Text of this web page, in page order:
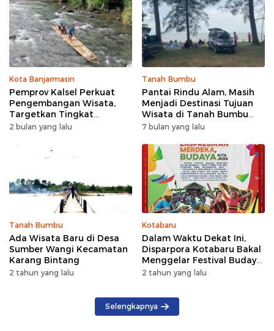
Kota Banjarmasin
Pemprov Kalsel Perkuat
Pengembangan Wisata,
Targetkan Tingkat
Kunjungan Naik 5 Persen di
2 bulan yang lalu
Tanah Bumbu
Pantai Rindu Alam, Masih
Menjadi Destinasi Tujuan
Wisata di Tanah Bumbu
dengan Rindangnya Pohon
7 bulan yang lalu
Tanah Bumbu
Ada Wisata Baru di Desa
Sumber Wangi Kecamatan
Karang Bintang
2 tahun yang lalu
Kotabaru
Dalam Waktu Dekat Ini,
Disparpora Kotabaru Bakal
Menggelar Festival Budaya
Saijaan 2024
2 tahun yang lalu
Selengkapnya